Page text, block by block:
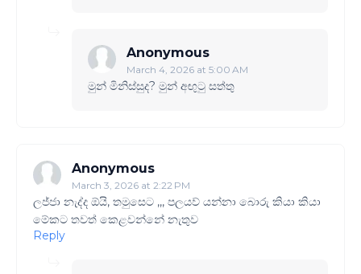
Anonymous
March 4, 2026 at 5:00 AM
මුන් මිනිස්සුද? මුන් අඟුටු සත්තු
Anonymous
March 3, 2026 at 2:22 PM
ලජ්ජා නැද්ද ඕයි, තමුසෙට ,,, පලයව් යන්නා බොරු කියා කියා
මේකට තවත් කෙළවන්නේ නැතුව
Reply